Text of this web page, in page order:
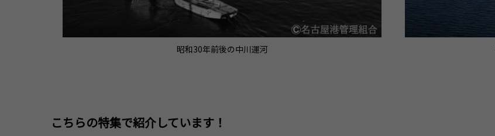
昭和30年前後の中川運河
こちらの特集で紹介しています！